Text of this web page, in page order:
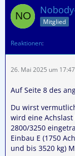
Mitglied
Reaktionen
26. Mai 2025 um 17:47
Auf Seite 8 des
Du wirst
wird eine Achslast
2800/3250
Einbau E (1750
und bis 3520 kg)